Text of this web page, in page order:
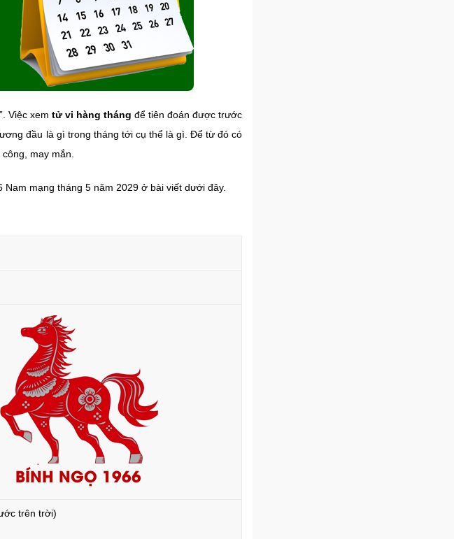
Việc xem tử vi hàng tháng để tiên đoán được trước
đầu là gì trong tháng tới cụ thể là gì. Để từ đó có
may mắn.
mạng tháng 5 năm 2029 ở bài viết dưới đây.
BÍNH NGỌ 1966
trên trời)